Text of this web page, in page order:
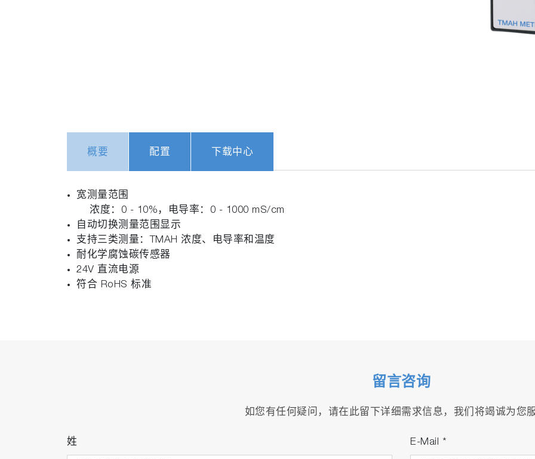
概要 配置 下载中心
宽测量范围
浓度：0 - 10%，电导率：0 - 1000 mS/cm
自动切换测量范围显示
支持三类测量：TMAH 浓度、电导率和温度
耐化学腐蚀碳传感器
24V 直流电源
符合 RoHS 标准
留言咨询
如您有任何疑问，请在此留下详细需求信息，我们将竭诚为您
姓 E-Mail *